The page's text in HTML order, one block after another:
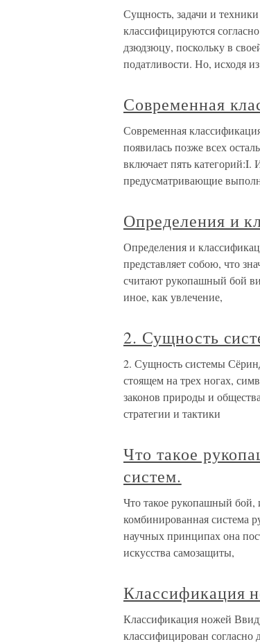
Сущность, задачи и
классифицируются
дзюдзюцу, поскольку в
податливости. Но, исходя из
Современная
Современная
появилась позже всех
включает пять
предусматривающие
Определения и
Определения и
представляет собою, что
считают рукопашный бой
иное, как увлечение,
2. Сущность
2. Сущность системы
стоящем на трех ногах,
законов природы и
стратегии и тактики
Что такое
систем.
Что такое рукопашный бой,
комбинированная система
научных принципах она
искусства самозащиты,
Классификация
Классификация ножей
классифицирован